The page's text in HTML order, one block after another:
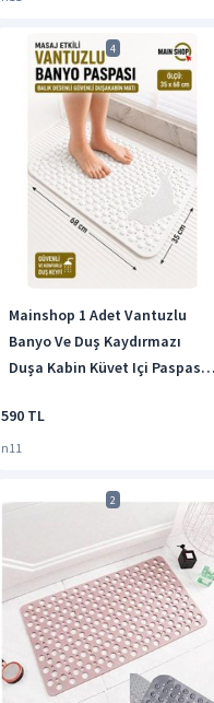
4
Mainshop 1 Adet Vantuzlu
Banyo Ve Duş Kaydırmazı
Duşa Kabin Küvet Içi Paspası
Beyaz
590 TL
n11
2